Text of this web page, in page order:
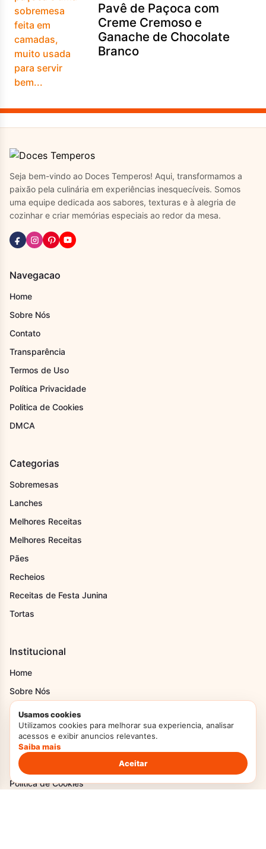
Pavê de Paçoca com
Creme Cremoso e
Ganache de Chocolate
Branco
Seja bem-vindo ao Doces Temperos! Aqui, transformamos a
paixão pela culinária em experiências inesquecíveis. Somos
uma equipe dedicada aos sabores, texturas e à alegria de
cozinhar e criar memórias especiais ao redor da mesa.
Navegacao
Home
Sobre Nós
Contato
Transparência
Termos de Uso
Política Privacidade
Politica de Cookies
DMCA
Categorias
Sobremesas
Lanches
Melhores Receitas
Melhores Receitas
Pães
Recheios
Receitas de Festa Junina
Tortas
Institucional
Home
Sobre Nós
Contato
Transparência
Termos de Uso
Política Privacidade
Politica de Cookies
Usamos cookies
Utilizamos cookies para melhorar sua experiencia, analisar
acessos e exibir anuncios relevantes.
Saiba mais
Aceitar